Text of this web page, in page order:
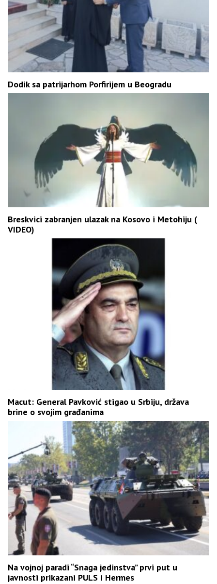
Dodik sa patrijarhom Porfirijem u Beogradu
Breskvici zabranjen ulazak na Kosovo i Metohiju (
VIDEO)
Macut: General Pavković stigao u Srbiju, država
brine o svojim građanima
Na vojnoj paradi “Snaga jedinstva” prvi put u
javnosti prikazani PULS i Hermes